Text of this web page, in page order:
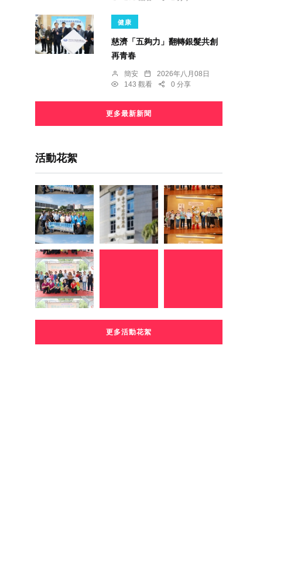
健康
慈濟「五夠力」翻轉銀髮共創
再青春
簡安
2026年八月08日
143 觀看
0 分享
更多最新新聞
活動花絮
更多活動花絮